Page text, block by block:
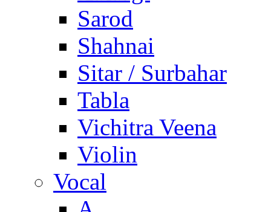
Sarod
Shahnai
Sitar / Surbahar
Tabla
Vichitra Veena
Violin
Vocal